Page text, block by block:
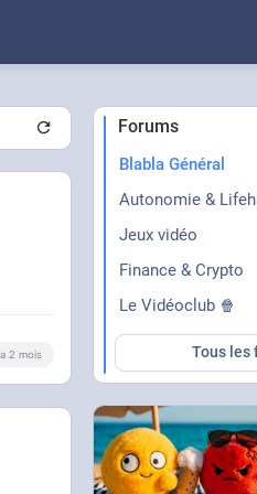
2 mois
Forums
Blabla Général
Autonomie &
Jeux vidéo
Finance & Crypto
Le Vidéoclub 🍿
Tous les